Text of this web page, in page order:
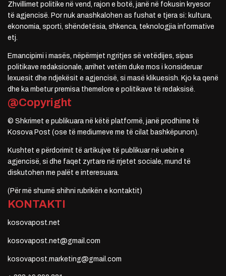
Zhvillimet politike në vend, rajon e botë, janë në fokusin kryesor
të agjencisë. Por nuk anashkalohen as fushat e tjera si: kultura,
ekonomia, sporti, shëndetësia, shkenca, teknologjia informative
etj.
Emancipimi i masës, nëpërmjet ngritjes së vetëdijes, sipas
politikave redaksionale, arrihet vetëm duke mos i konsideruar
lexuesit dhe ndjekësit e agjencisë, si masë klikuesish. Kjo ka qenë
dhe ka mbetur premisa themelore e politikave të redaksisë.
@Copyright
© Shkrimet e publikuara në këtë platformë, janë prodhime të
Kosova Post (ose të mediumeve me të cilat bashkëpunon).
Kushtet e përdorimit të artikujve të publikuar në uebin e
agjencisë, si dhe faqet zyrtare në rrjetet sociale, mund të
diskutohen me palët e interesuara.
(Për më shumë shihni rubrikën e kontaktit)
KONTAKTI
kosovapost.net
kosovapost.net@gmail.com
kosovapost.marketing@gmail.com